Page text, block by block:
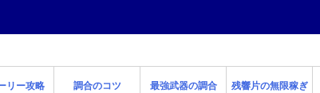
リー攻略 調合のコツ 最強武器の調合 残響片の無限稼ぎ